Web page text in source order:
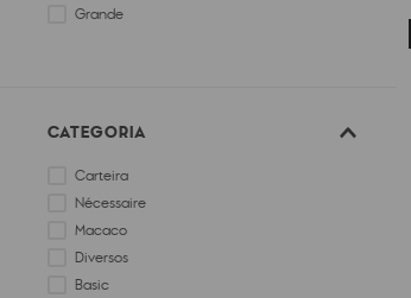
Grande
CATEGORIA
Carteira
Nécessaire
Macaco
Diversos
Basic